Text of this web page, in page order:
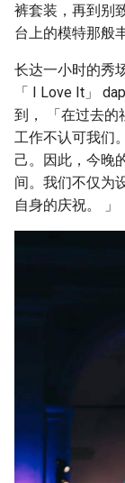
裤套装，再到别
台上的模特那般
长达一小时的秀
「 I Love It」
到， 「在过去的
工作不认可我们
己。因此，今晚
间。我们不仅为
自身的庆祝。 」